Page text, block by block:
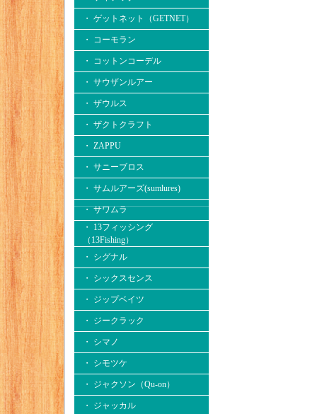
・ ゲットネット（GETNET）
・ コーモラン
・ コットンコーデル
・ サウザンルアー
・ ザウルス
・ ザクトクラフト
・ ZAPPU
・ サニーブロス
・ サムルアーズ(sumlures)
・ サワムラ
・ 13フィッシング
（13Fishing）
・ シグナル
・ シックスセンス
・ ジップベイツ
・ ジークラック
・ シマノ
・ シモツケ
・ ジャクソン（Qu-on）
・ ジャッカル